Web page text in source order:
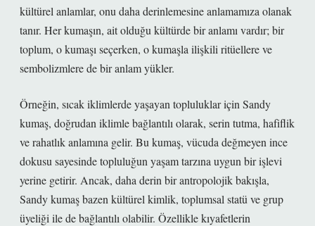
kültürel anlamlar, onu daha derinlemesine anlamamıza olanak
tanır. Her kumaşın, ait olduğu kültürde bir anlamı vardır; bir
toplum, o kumaşı seçerken, o kumaşla ilişkili ritüellere ve
sembolizmlere de bir anlam yükler.
Örneğin, sıcak iklimlerde yaşayan topluluklar için Sandy
kumaş, doğrudan iklimle bağlantılı olarak, serin tutma, hafiflik
ve rahatlık anlamına gelir. Bu kumaş, vücuda değmeyen ince
dokusu sayesinde topluluğun yaşam tarzına uygun bir işlevi
yerine getirir. Ancak, daha derin bir antropolojik bakışla,
Sandy kumaş bazen kültürel kimlik, toplumsal statü ve grup
üyeliği ile de bağlantılı olabilir. Özellikle kıyafetlerin